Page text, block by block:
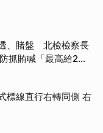
、賭盤 北檢檢察長
抓賄喊「最高給2千
標線直行右轉同側 右